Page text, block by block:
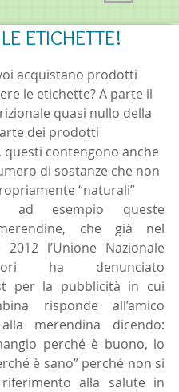
ETICHETTE!
NaN stelle su 5.
acquistano prodotti
le etichette? A parte il
quasi nullo della
dei prodotti
contengono anche
di sostanze che non
“naturali”
ad esempio queste
che già nel
2012 l’Unione Nazionale
ha denunciato
per la pubblicità in cui
risponde all’amico
merendina dicendo:
perché è buono, lo
è sano” perché non si
alla salute in